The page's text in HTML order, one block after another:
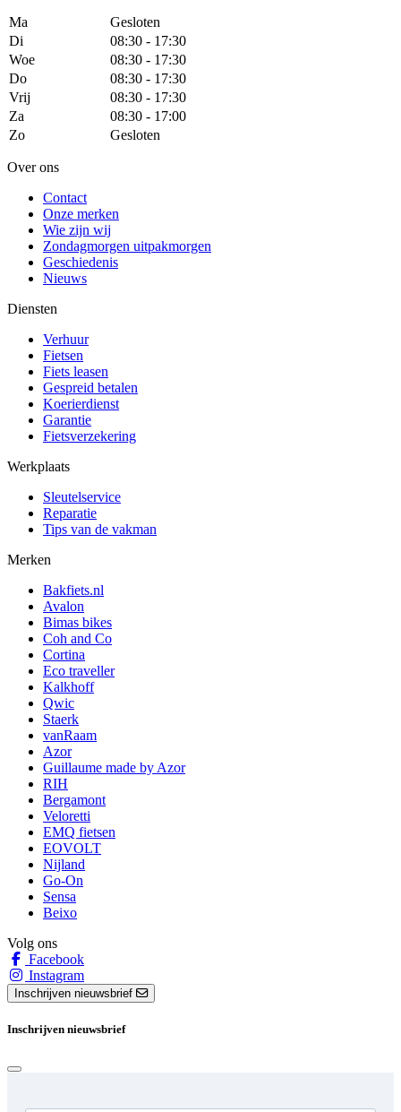
Ma
Gesloten
Di
08:30 - 17:30
Woe
08:30 - 17:30
Do
08:30 - 17:30
Vrij
08:30 - 17:30
Za
08:30 - 17:00
Zo
Gesloten
Over ons
Contact
Onze merken
Wie zijn wij
Zondagmorgen uitpakmorgen
Geschiedenis
Nieuws
Diensten
Verhuur
Fietsen
Fiets leasen
Gespreid betalen
Koerierdienst
Garantie
Fietsverzekering
Werkplaats
Sleutelservice
Reparatie
Tips van de vakman
Merken
Bakfiets.nl
Avalon
Bimas bikes
Coh and Co
Cortina
Eco traveller
Kalkhoff
Qwic
Staerk
vanRaam
Azor
Guillaume made by Azor
RIH
Bergamont
Veloretti
EMQ fietsen
EOVOLT
Nijland
Go-On
Sensa
Beixo
Volg ons
Facebook
Instagram
Inschrijven nieuwsbrief
Inschrijven nieuwsbrief